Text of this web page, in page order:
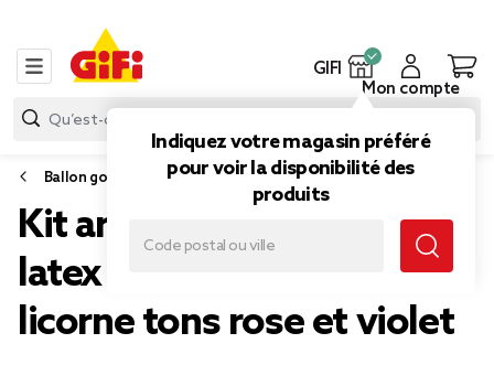
GIFI
Indiquez votre magasin préféré
pour voir la disponibilité des
produits
Mon compte
Ballon gonflable
Kit arche à ballons alu et
latex x48 Happy Birthday
licorne tons rose et violet